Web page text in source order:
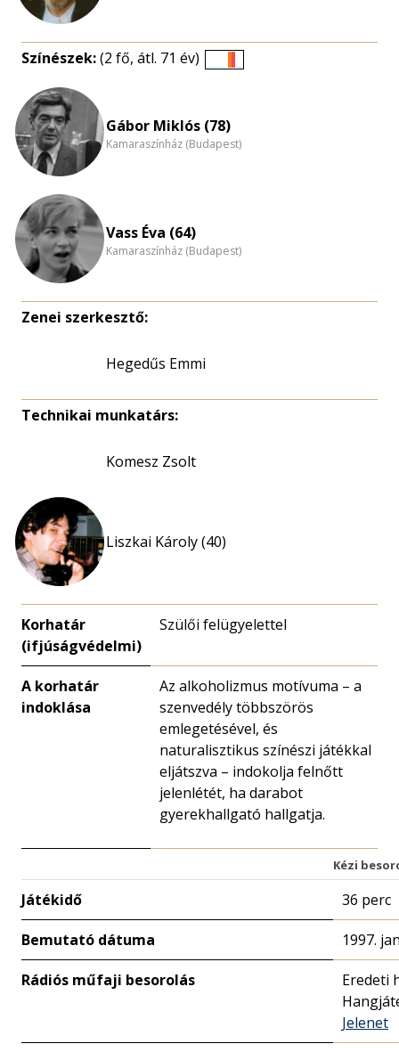
Színészek:(2 fő, átl. 71 év)
nagyítása
Gábor Miklós (78)
Kamaraszínház (Budapest)
Vass Éva (64)
Kamaraszínház (Budapest)
Zenei szerkesztő:
Hegedűs Emmi
Technikai munkatárs:
Komesz Zsolt
Liszkai Károly (40)
Korhatár
(ifjúságvédelmi)
Szülői felügyelettel
A korhatár
indoklása
Az alkoholizmus motívuma – a
szenvedély többszörös
emlegetésével, és
naturalisztikus színészi játékkal
eljátszva – indokolja felnőtt
jelenlétét, ha darabot
gyerekhallgató hallgatja.
Kézi
Játékidő 36 perc
Bemutató dátuma 1997.
Rádiós műfaji besorolás
Eredeti
Jelenet